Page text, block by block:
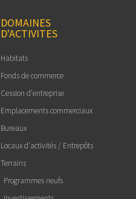
DOMAINES
D'ACTIVITES
Habitats
Fonds de commerce
Cession d'entreprise
Emplacements commerciaux
Bureaux
Locaux d'activités / Entrepôts
Terrains
Programmes neufs